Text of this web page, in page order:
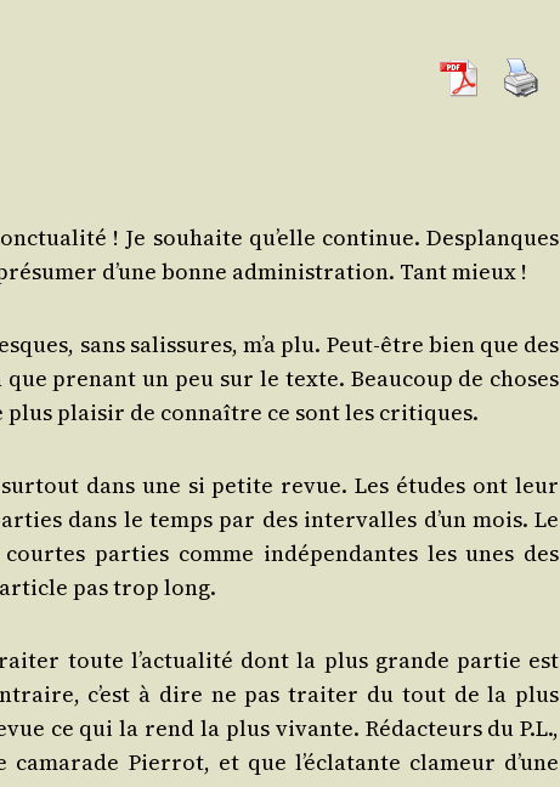
! Je sou­haite qu’elle conti­nue. Des­planques
d’une bonne admi­nis­tra­tion. Tant mieux !
sans salis­sures, m’a plu. Peut-être bien que des
pre­nant un peu sur le texte. Beau­coup de choses
plus plai­sir de connaître ce sont les critiques.
dans une si petite revue. Les études ont leur
dans le temps par des inter­valles d’un mois. Le
par­ties comme indé­pen­dantes les unes des
pas trop long.
toute l’ac­tua­li­té dont la plus grande par­tie est
c’est à dire ne pas trai­ter du tout de la plus
ce qui la rend la plus vivante. Rédac­teurs du P.L.,
Pier­rot, et que l’é­cla­tante cla­meur d’une